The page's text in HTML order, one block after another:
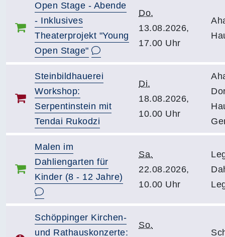
Open Stage - Abende
- Inklusives
Theaterprojekt "Young
Open Stage"
Do.
13.08.2026,
17.00 Uhr
Steinbildhauerei
Workshop:
Serpentinstein mit
Tendai Rukodzi
Di.
18.08.2026,
10.00 Uhr
Malen im
Dahliengarten für
Kinder (8 - 12 Jahre)
Sa.
22.08.2026,
10.00 Uhr
Schöppinger Kirchen-
und Rathauskonzerte:
So.